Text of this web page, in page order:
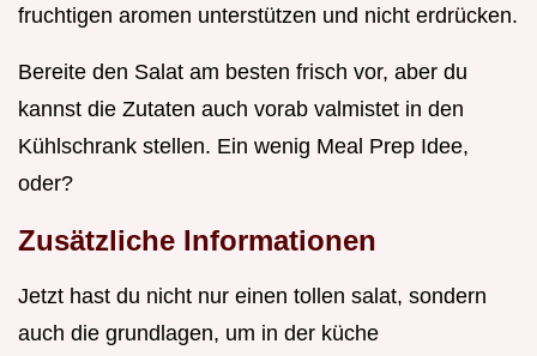
fruchtigen aromen unterstützen und nicht erdrücken.
Bereite den Salat am besten frisch vor, aber du
kannst die Zutaten auch vorab valmistet in den
Kühlschrank stellen. Ein wenig Meal Prep Idee,
oder?
Zusätzliche Informationen
Jetzt hast du nicht nur einen tollen salat, sondern
auch die grundlagen, um in der küche